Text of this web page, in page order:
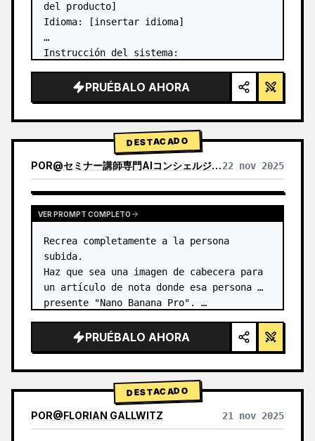
del producto]
Idioma: [insertar idioma]
Instrucción del sistema:
producto premium de rejilla Bento de
cristal líquido con 8 módulos (las
PRUÉBALO AHORA
DESTACADO
POR@セミナー講師専門AIコンシェルジュ｜工藤 晶 22 nov 2025
VER RESULTADOS DE OTROS MODELOS
VER PROMPT COMPLETO
Recrea completamente a la persona
subida.
Haz que sea una imagen de cabecera para
un artículo de nota donde esa persona
presente "Nano Banana Pro". …
PRUÉBALO AHORA
DESTACADO
POR@FLORIAN GALLWITZ 21 nov 2025